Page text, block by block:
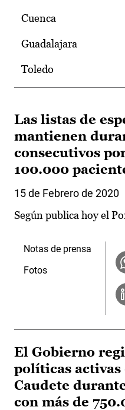
Cuenca
Guadalajara
Toledo
Las listas de
mantienen
consecutivos
100.000
15 de Febrero de 2020
Según publica hoy el
Notas de prensa
Fotos
El Gobierno
políticas activas
Caudete
con más de